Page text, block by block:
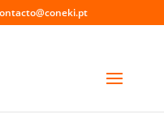
em Vila Nova